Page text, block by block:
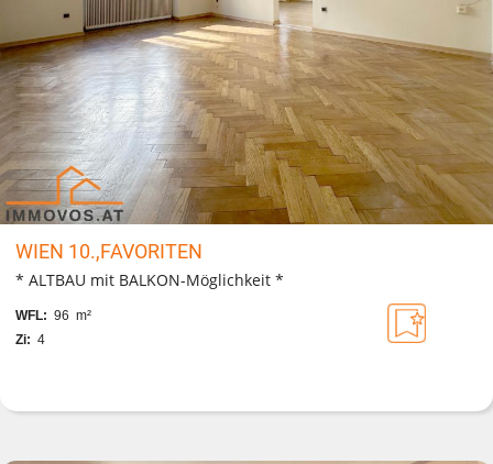
WIEN 10.,FAVORITEN
* ALTBAU mit BALKON-Möglichkeit *
WFL: 96 m²
Zi: 4